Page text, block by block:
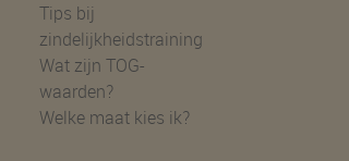
Tips bij
zindelijkheidstraining
Wat zijn TOG-
waarden?
Welke maat kies ik?